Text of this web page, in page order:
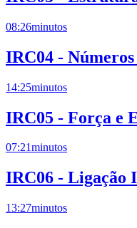
08:26minutos
IRC04 -
14:25minutos
IRC05 - Força e
07:21minutos
IRC06 - Ligação
13:27minutos